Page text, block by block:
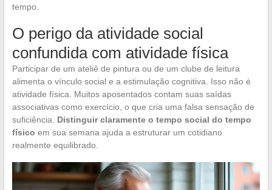
tempo.
O perigo da atividade social
confundida com atividade física
Participar de um ateliê de pintura ou de um clube de leitura
alimenta o vínculo social e a estimulação cognitiva. Isso não é
atividade física. Muitos aposentados contam suas saídas
associativas como exercício, o que cria uma falsa sensação de
suficiência. Distinguir claramente o tempo social do tempo
físico em sua semana ajuda a estruturar um cotidiano
realmente equilibrado.